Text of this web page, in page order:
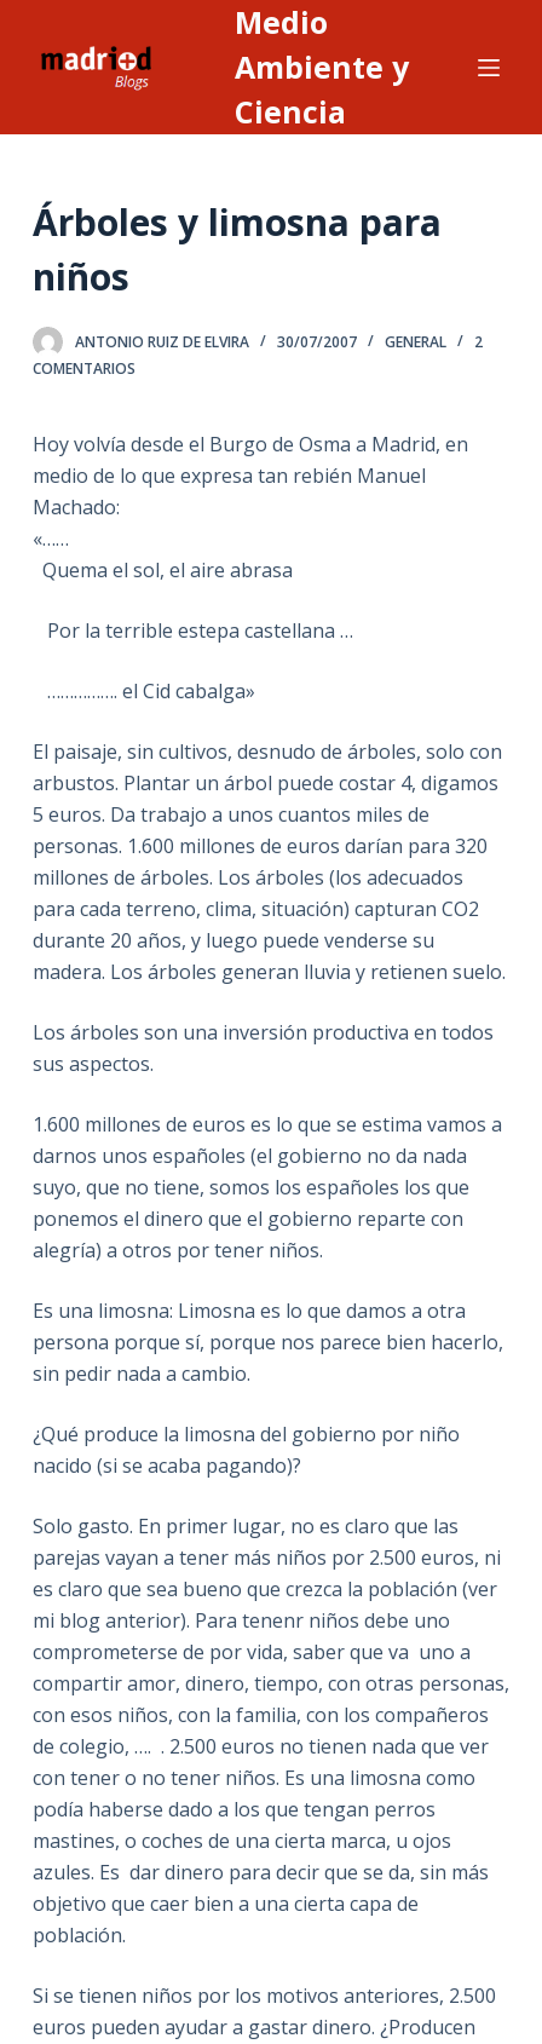
n
n
d
o
Medio
Ambiente y
Ciencia
Árboles y limosna para
niños
ANTONIO RUIZ DE ELVIRA 30/07/2007 GENERAL
2
COMENTARIOS
Hoy volvía desde el Burgo de Osma a Madrid, en
medio de lo que expresa tan rebién Manuel
Machado:
«……
Quema el sol, el aire abrasa
Por la terrible estepa castellana …
……………. el Cid cabalga»
El paisaje, sin cultivos, desnudo de árboles, solo con
arbustos. Plantar un árbol puede costar 4, digamos
5 euros. Da trabajo a unos cuantos miles de
personas. 1.600 millones de euros darían para 320
millones de árboles. Los árboles (los adecuados
para cada terreno, clima, situación) capturan CO2
durante 20 años, y luego puede venderse su
madera. Los árboles generan lluvia y retienen suelo.
Los árboles son una inversión productiva en todos
sus aspectos.
1.600 millones de euros es lo que se estima vamos a
darnos unos españoles (el gobierno no da nada
suyo, que no tiene, somos los españoles los que
ponemos el dinero que el gobierno reparte con
alegría) a otros por tener niños.
Es una limosna: Limosna es lo que damos a otra
persona porque sí, porque nos parece bien hacerlo,
sin pedir nada a cambio.
¿Qué produce la limosna del gobierno por niño
nacido (si se acaba pagando)?
Solo gasto. En primer lugar, no es claro que las
parejas vayan a tener más niños por 2.500 euros, ni
es claro que sea bueno que crezca la población (ver
mi blog anterior). Para tenenr niños debe uno
comprometerse de por vida, saber que va uno a
compartir amor, dinero, tiempo, con otras personas,
con esos niños, con la familia, con los compañeros
de colegio, …. . 2.500 euros no tienen nada que ver
con tener o no tener niños. Es una limosna como
podía haberse dado a los que tengan perros
mastines, o coches de una cierta marca, u ojos
azules. Es dar dinero para decir que se da, sin más
objetivo que caer bien a una cierta capa de
población.
Si se tienen niños por los motivos anteriores, 2.500
euros pueden ayudar a gastar dinero. ¿Producen